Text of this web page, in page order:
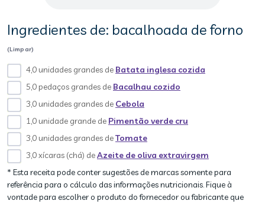
Ingredientes de: bacalhoada de forno
(Limpar)
4,0 unidades grandes de Batata inglesa cozida
5,0 pedaços grandes de Bacalhau cozido
3,0 unidades grandes de Cebola
1,0 unidade grande de Pimentão verde cru
3,0 unidades grandes deTomate
3,0 xícaras (chá) deAzeite de oliva extravirgem
* Esta receita pode conter sugestões de marcas somente para
referência para o cálculo das informações nutricionais. Fique à
vontade para escolher o produto do fornecedor ou fabricante que